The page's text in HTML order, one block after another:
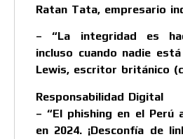
Ratan Tata, empresario
– “La integridad es
incluso cuando nadie
Lewis, escritor británico
Responsabilidad Digital
– “El phishing en el Perú
en 2024. ¡Desconfía de